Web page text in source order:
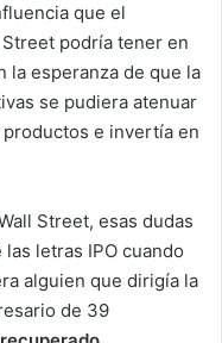
que el
podría tener en
la esperanza de que la
se pudiera atenuar
e invertía en
Street, esas dudas
letras IPO cuando
alguien que dirigía la
de 39